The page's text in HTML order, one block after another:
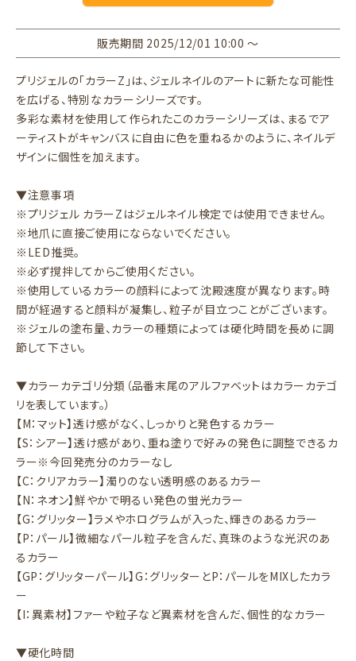
販売期間 2025/12/01 10:00〜
プリジェルの「カラーZ」は、ジェルネイルのアートに新たな可能性
を広げる、特別なカラーシリーズです。
多彩な素材を使用して作られたこのカラーシリーズは、まるでア
ーティストがキャンバスに自由に色を重ねるかのように、ネイルデ
ザインに個性を加えます。
▼注意事項
※プリジェル カラーZはジェルネイル検定では使用できません。
※地爪に直接ご使用にならないでください。
※LED推奨。
※必ず撹拌してからご使用ください。
※使用しているカラーの顔料によって沈殿速度が異なります。時
間が経過すると顔料が凝集し、粒子が目立つことがございます。
※ジェルの塗布量、カラーの種類によっては硬化時間を長めに調
節して下さい。
▼カラーカテゴリ分類（品番末尾のアルファベットはカラーカテゴ
リを表しています。）
【M：マット】透け感がなく、しっかりと発色するカラー
【S：シアー】透け感があり、重ね塗りで好みの発色に調整できるカ
ラー※今回発売分のカラーなし
【C：クリアカラー】濁りのない透明感のあるカラー
【N：ネオン】鮮やかで明るい発色の蛍光カラー
【G：グリッター】ラメやホログラムが入った、輝きのあるカラー
【P：パール】微細なパール粒子を含んだ、真珠のような光沢のあ
るカラー
【GP：グリッターパール】G：グリッターとP：パールをMIXしたカラ
ー
【I：異素材】ファーや粒子など異素材を含んだ、個性的なカラー
▼硬化時間